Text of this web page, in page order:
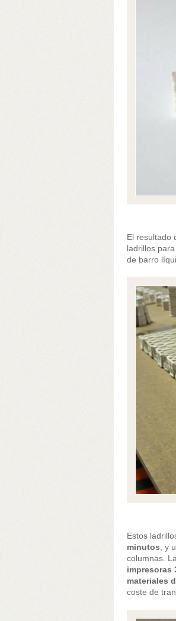
El resultado
ladrillos
de barro
Estos
minutos , y
columnas.
impresoras
materiales
coste de